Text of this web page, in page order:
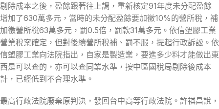
剔除成本之後，盈餘跟著往上調，重新核定91年度未分配盈餘
增加了630萬多元，當時的未分配盈餘要加徵10%的營所稅，補
加徵營所稅63萬多元，罰0.5倍，罰款31萬多元。依信塑膠工業
營業稅案確定，但對後續營所稅補、罰不服，提起行政訴訟。依
信塑膠工業向法院指出，自家是製造業，要進多少料才能做出東
西是可以查的，亦可以查同業水準，按中區國稅局剔除後成本
計，已經低到不合理水準。
最高行政法院廢棄原判決，發回台中高等行政法院。許祺昌說，